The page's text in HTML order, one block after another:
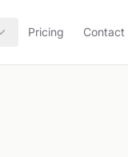
Pricing Contact